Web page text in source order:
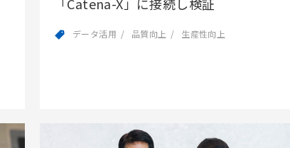
データ活用 品質向上 生産性向上